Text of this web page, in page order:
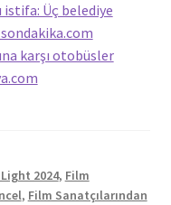
istifa: Üç belediye
karşı otobüsler
2024, Film
, Film Sanatçılarından